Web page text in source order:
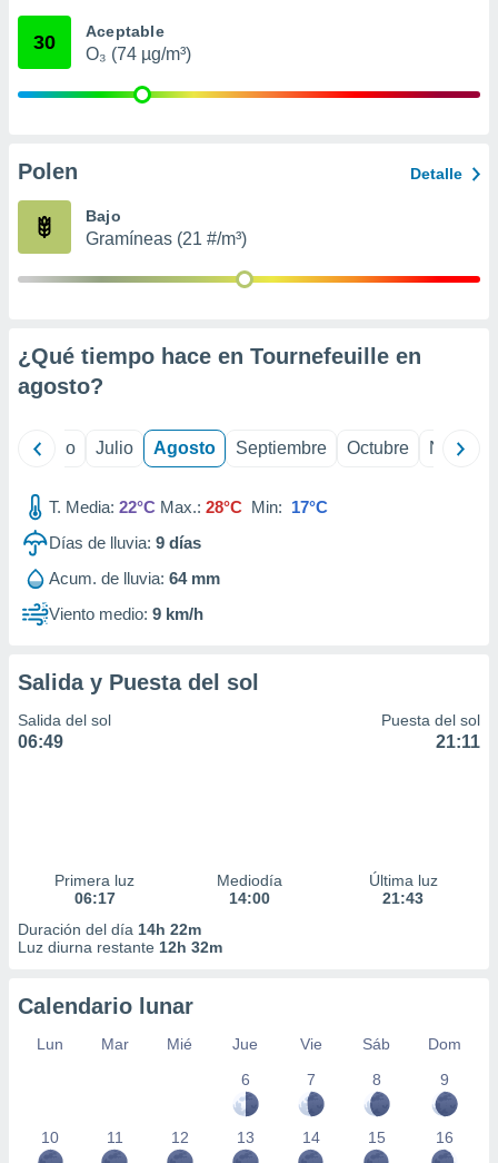
e
publicidad
1199
30 Aceptable
O₃ (74 µg/m³)
Polen Detalle
Bajo
Gramíneas (21 #/m³)
¿Qué tiempo hace en Tournefeuille en
agosto?
Junio Julio Agosto Septiembre Octubre
T. Media: 22°C Max.: 28°C Min: 17°C
Días de lluvia: 9 días
Acum. de lluvia: 64 mm
Viento medio: 9 km/h
Salida y Puesta del sol
Salida del sol
06:49
Puesta del sol
21:11
Primera luz
06:17
Mediodía
14:00
Última luz
21:43
Duración del día 14h 22m
Luz diurna restante 12h 32m
Calendario lunar
Lun Mar Mié Jue Vie Sáb
Dom
6
7 8 9
10 11 12 13 14 15 16